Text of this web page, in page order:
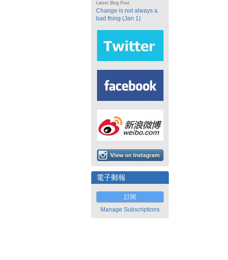
Latest Blog Post
Change is not always a
bad thing (Jan 1)
電子郵報
訂閱
Manage Subscriptions